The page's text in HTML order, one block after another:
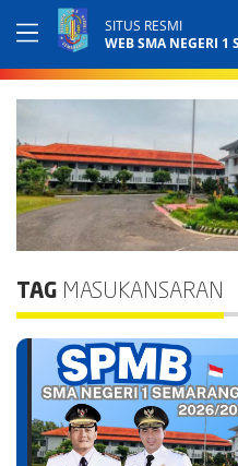
SITUS RESMI
WEB SMA NEGERI 1
TAG MASUKANSARAN